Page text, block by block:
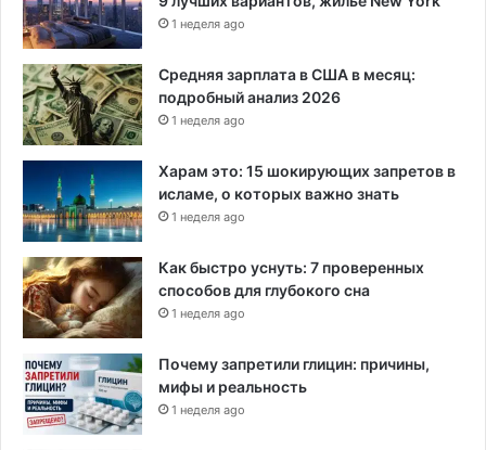
1 неделя ago
Средняя зарплата в США в месяц:
подробный анализ 2026
1 неделя ago
Харам это: 15 шокирующих запретов в
исламе, о которых важно знать
1 неделя ago
Как быстро уснуть: 7 проверенных
способов для глубокого сна
1 неделя ago
Почему запретили глицин: причины,
мифы и реальность
1 неделя ago